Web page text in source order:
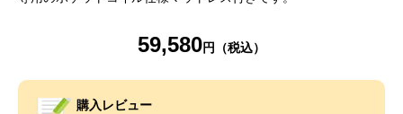
59,580
購入レビュー